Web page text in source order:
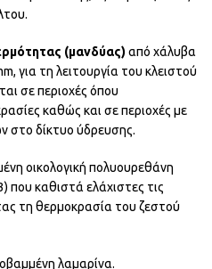
(μανδύας)από χάλυβα
για τη λειτουργία του κλειστού
σε περιοχές όπου
καθώς και σε περιοχές με
στο δίκτυο ύδρευσης.
οικολογική πολυουρεθάνη
καθιστά ελάχιστες τις
τη θερμοκρασία του ζεστού
λαμαρίνα.